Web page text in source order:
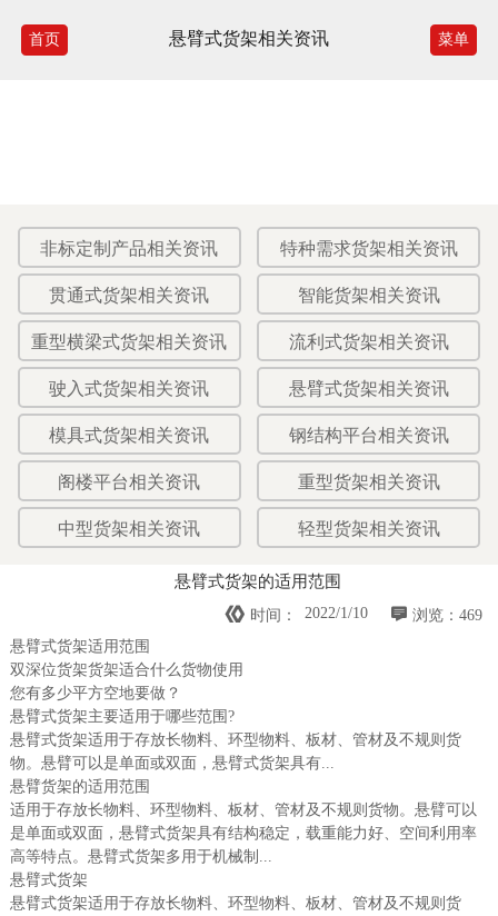
首页 悬臂式货架相关资讯 菜单
非标定制产品相关资讯 特种需求货架相关资讯
贯通式货架相关资讯 智能货架相关资讯
重型横梁式货架相关资讯 流利式货架相关资讯
驶入式货架相关资讯 悬臂式货架相关资讯
模具式货架相关资讯 钢结构平台相关资讯
阁楼平台相关资讯 重型货架相关资讯
中型货架相关资讯 轻型货架相关资讯
悬臂式货架的适用范围
 浏览：469
 时间：
2022/1/10
悬臂式货架适用范围
双深位货架货架适合什么货物使用
您有多少平方空地要做？
悬臂式货架主要适用于哪些范围?
悬臂式货架适用于存放长物料、环型物料、板材、管材及不规则货
物。悬臂可以是单面或双面，悬臂式货架具有...
悬臂货架的适用范围
适用于存放长物料、环型物料、板材、管材及不规则货物。悬臂可以
是单面或双面，悬臂式货架具有结构稳定，载重能力好、空间利用率
高等特点。悬臂式货架多用于机械制...
悬臂式货架
悬臂式货架适用于存放长物料、环型物料、板材、管材及不规则货